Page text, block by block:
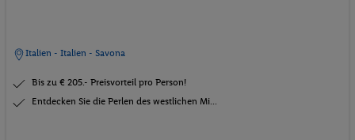
Italien - Italien - Savona
Bis zu € 205.- Preisvorteil pro Person!
Entdecken Sie die Perlen des westlichen Mi...